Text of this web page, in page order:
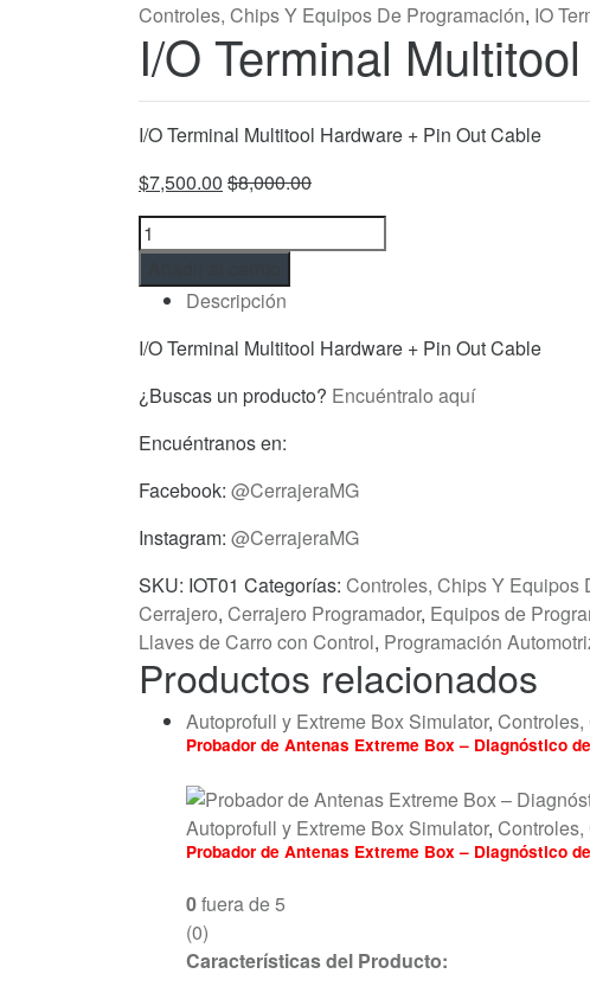
Controles, Chips Y Equipos De Programación, IO
I/O Terminal
I/O Terminal Multitool Hardware + Pin Out Cable
$7,500.00 $8,000.00
I/O
Terminal
Multitool
Hardware
+
Out
cantidad
Descripción
I/O Terminal Multitool Hardware + Pin Out Cable
¿Buscas un producto? Encuéntralo aquí
Encuéntranos en:
Facebook: @CerrajeraMG
Instagram: @CerrajeraMG
SKU: IOT01 Categorías: Controles, Chips Y Equipos
Cerrajero, Cerrajero Programador, Equipos de
Llaves de Carro con Control, Programación
Productos relacionados
Autoprofull y Extreme Box Simulator,
Probador de Antenas Extreme Box – Diagnóstico
Autoprofull y Extreme Box Simulator,
Probador de Antenas Extreme Box – Diagnóstico
0fuera de 5
(0)
Características del Producto: